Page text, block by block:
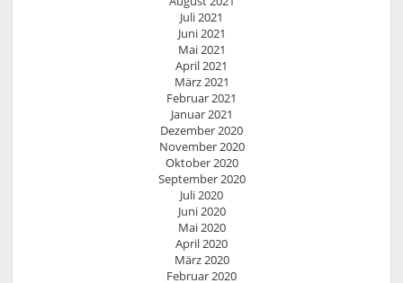
Juli 2021
Juni 2021
Mai 2021
April 2021
März 2021
Februar 2021
Januar 2021
Dezember 2020
November 2020
Oktober 2020
September 2020
Juli 2020
Juni 2020
Mai 2020
April 2020
März 2020
Februar 2020